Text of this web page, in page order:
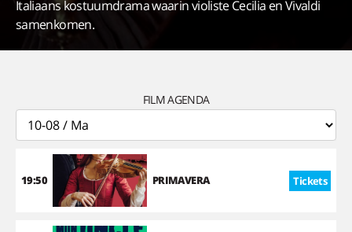
Italiaans kostuumdrama waarin violiste Cecilia en Vivaldi
samenkomen.
FILM AGENDA
19:50 PRIMAVERA Tickets